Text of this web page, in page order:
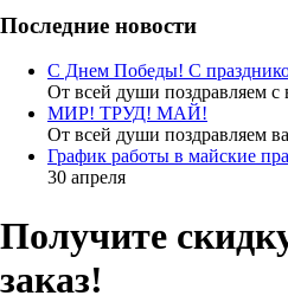
Последние новости
С Днем Победы! С
От всей души поздравляем с
МИР! ТРУД! МАЙ!
От всей души поздравляем
График работы в майские
30 апреля
Получите
заказ!